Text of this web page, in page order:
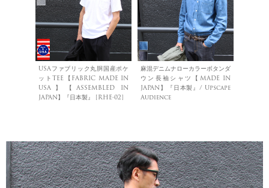
USAファブリック丸胴国産ポケ
ットTEE【FABRIC MADE IN
USA】【ASSEMBLED IN
JAPAN】『日本製』 [RHE-02]
麻混デニムナローカラーボタンダ
ウン長袖シャツ【MADE IN
JAPAN】『日本製』/ Upscape
Audience